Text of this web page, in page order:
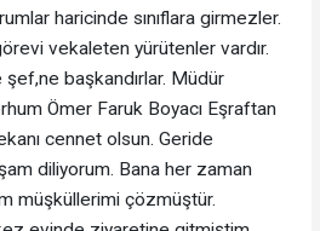
haricinde sınıflara girmezler.
vekaleten yürütenler vardır.
şef,ne başkandırlar. Müdür
Ömer Faruk Boyacı Eşraftan
cennet olsun. Geride
diliyorum. Bana her zaman
müşküllerimi çözmüştür.